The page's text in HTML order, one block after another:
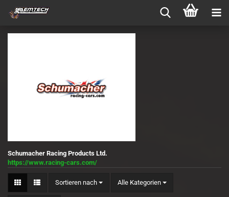
Schumacher Racing Products Ltd.
https://www.racing-cars.com/
Sortieren nach
Sortieren nach Alle Kategorien